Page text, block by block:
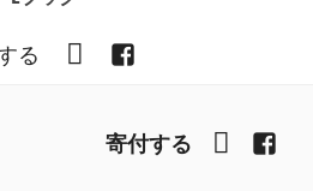
る YouTubeFacebook
寄付する